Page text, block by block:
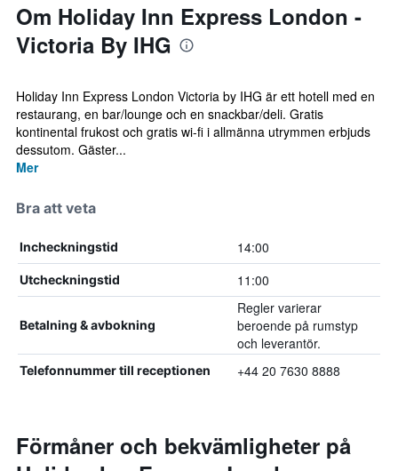
Om Holiday Inn Express London -
Victoria By IHG
Holiday Inn Express London Victoria by IHG är ett hotell med en
restaurang, en bar/lounge och en snackbar/deli. Gratis
kontinental frukost och gratis wi-fi i allmänna utrymmen erbjuds
dessutom. Gäster...
Mer
Bra att veta
Incheckningstid 14:00
Utcheckningstid 11:00
Betalning & avbokning
Regler varierar
beroende på rumstyp
och leverantör.
Telefonnummer till receptionen +44 20 7630 8888
Förmåner och bekvämligheter på